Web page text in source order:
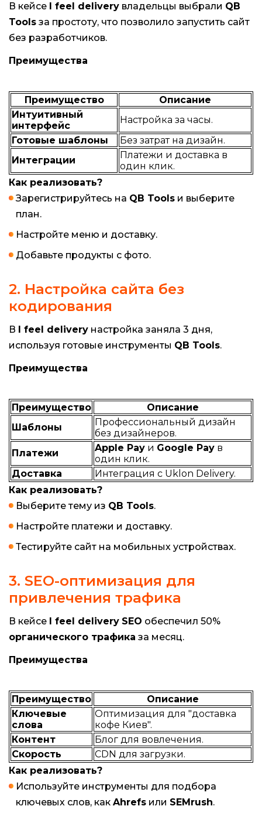
В кейсе I feel delivery владельцы выбрали QB
Tools за простоту, что позволило запустить сайт
без разработчиков.
Преимущества
Преимущество
Описание
Интуитивный
интерфейс
Настройка за часы.
Готовые шаблоны
Без затрат на дизайн.
Интеграции
Платежи и доставка в
один клик.
Как реализовать?
Зарегистрируйтесь на QB Tools и выберите
план.
Настройте меню и доставку.
Добавьте продукты с фото.
2. Настройка сайта без
кодирования
В I feel delivery настройка заняла 3 дня,
используя готовые инструменты QB Tools.
Преимущества
Преимущество
Описание
Шаблоны
Профессиональный дизайн
без дизайнеров.
Платежи
Apple Pay и Google Pay в
один клик.
Доставка
Интеграция с Uklon Delivery.
Как реализовать?
Выберите тему из QB Tools.
Настройте платежи и доставку.
Тестируйте сайт на мобильных устройствах.
3. SEO-оптимизация для
привлечения трафика
В кейсе I feel delivery SEO обеспечил 50%
органического трафика за месяц.
Преимущества
Преимущество
Описание
Ключевые
слова
Оптимизация для "доставка
кофе Киев".
Контент
Блог для вовлечения.
Скорость
CDN для загрузки.
Как реализовать?
Используйте инструменты для подбора
ключевых слов, как Ahrefs или SEMrush.